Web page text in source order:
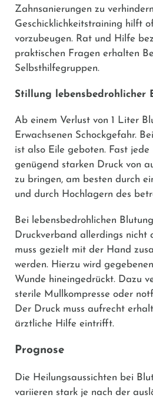
Zahnsanierungen zu
Geschicklichkeitstraining hilft
vorzubeugen. Rat und Hilfe
praktischen Fragen erhalten
Selbsthilfegruppen.
Stillung lebensbedrohlicher
Ab einem Verlust von 1 Liter
Erwachsenen Schockgefahr.
ist also Eile geboten. Fast
genügend starken Druck von
zu bringen, am besten durch
und durch Hochlagern des
Bei lebensbedrohlichen
Druckverband allerdings nicht
muss gezielt mit der Hand
werden. Hierzu wird
Wunde hineingedrückt. Dazu
sterile Mullkompresse oder
Der Druck muss aufrecht
ärztliche Hilfe eintrifft.
Prognose
Die Heilungsaussichten bei
variieren stark je nach der